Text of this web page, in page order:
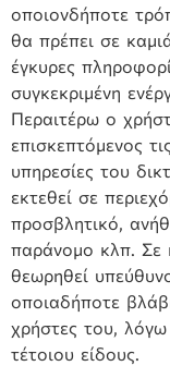
οποιονδήποτε
θα πρέπει σε
έγκυρες
συγκεκριμένη
Περαιτέρω ο
επισκεπτόμενος
υπηρεσίες του
εκτεθεί σε
προσβλητικό,
παράνομο κλπ. Σε
θεωρηθεί
οποιαδήποτε
χρήστες του,
τέτοιου είδους.